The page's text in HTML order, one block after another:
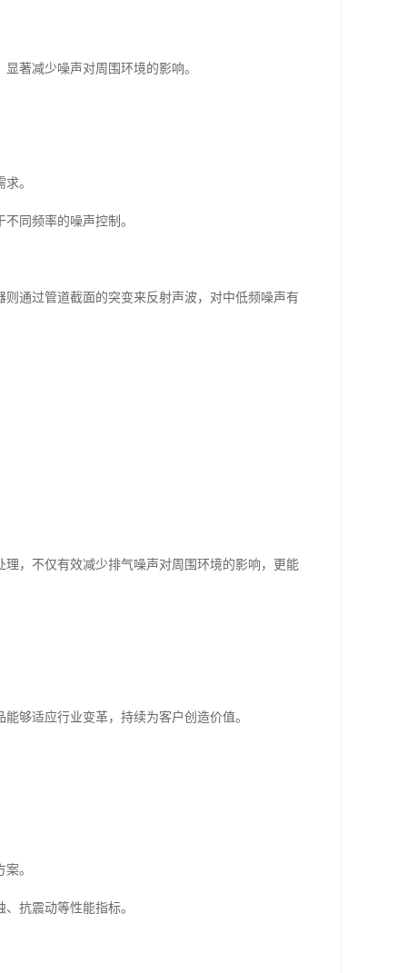
著减少噪声对周围环境的影响。
。
同频率的噪声控制。
通过管道截面的突变来反射声波，对中低频噪声有
，不仅有效减少排气噪声对周围环境的影响，更能
够适应行业变革，持续为客户创造价值。
。
抗震动等性能指标。